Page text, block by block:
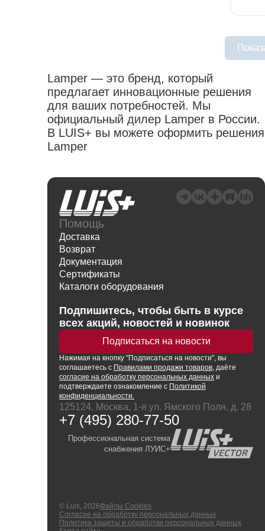
Lamper — это бренд, который
предлагает инновационные решения
для ваших потребностей. Мы
официальный дилер Lamper в России.
В LUIS+ вы можете оформить решения
Lamper
Помощь
Доставка
Возврат
Документация
Сертификаты
Каталоги оборудования
Подпишитесь, чтобы быть в курсе
всех акций, новостей и новинок
Подписаться на новости
Нажимая на кнопку "Подписаться на новости", вы
соглашаетесь с Правилами продажи товаров, даёте
согласие на обработку персональных данных и
подтверждаете ознакомление с Политикой
конфиденциальности.
125124, Москва, 1-я ул. Ямского Поля, д. 28
+7 (495) 280-77-50
Профессиональная система
снабжения ЛУИС+
© Luis, 2026Файлы Cookies
Согласие на обработку персональных данных
Политика защиты и обработки персональных данных